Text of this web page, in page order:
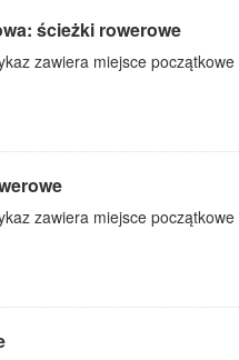
ścieżki rowerowe
zawiera miejsce początkowe
zawiera miejsce początkowe